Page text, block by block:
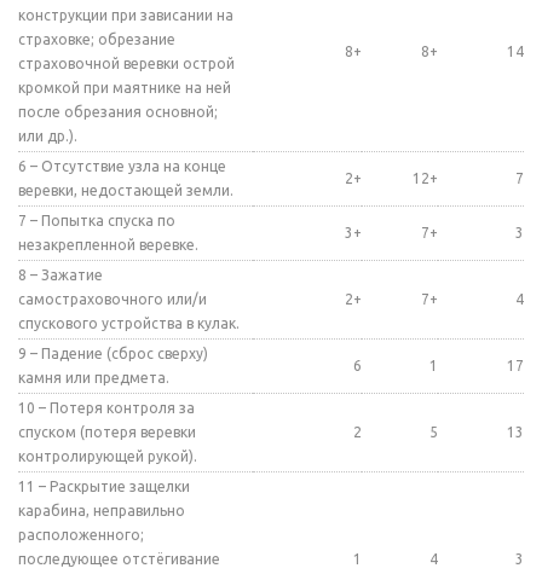
конструкции при зависании на
страховке; обрезание
страховочной веревки острой
кромкой при маятнике на ней
после обрезания основной;
или др.).
8+ 8+ 14
6 – Отсутствие узла на конце
веревки, недостающей земли.
2+ 12+ 7
7 – Попытка спуска по
незакрепленной веревке.
3+ 7+ 3
8 – Зажатие
самостраховочного или/и
спускового устройства в кулак.
2+ 7+ 4
9 – Падение (сброс сверху)
камня или предмета.
6 1 17
10 – Потеря контроля за
спуском (потеря веревки
контролирующей рукой).
2 5 13
11 – Раскрытие защелки
карабина, неправильно
расположенного;
последующее отстёгивание
1 4 3